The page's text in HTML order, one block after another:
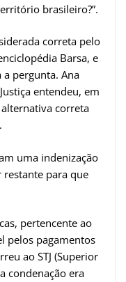
brasileiro?”.
correta pelo
Barsa, e
pergunta. Ana
entendeu, em
correta
uma indenização
para que
pertencente ao
pelos pagamentos
ao STJ (Superior
condenação era